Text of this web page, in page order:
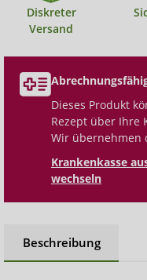
Diskreter
Versand
Dieses Produkt
Rezept über Ihre
Wir übernehmen
Krankenkasse
wechseln
Beschreibung